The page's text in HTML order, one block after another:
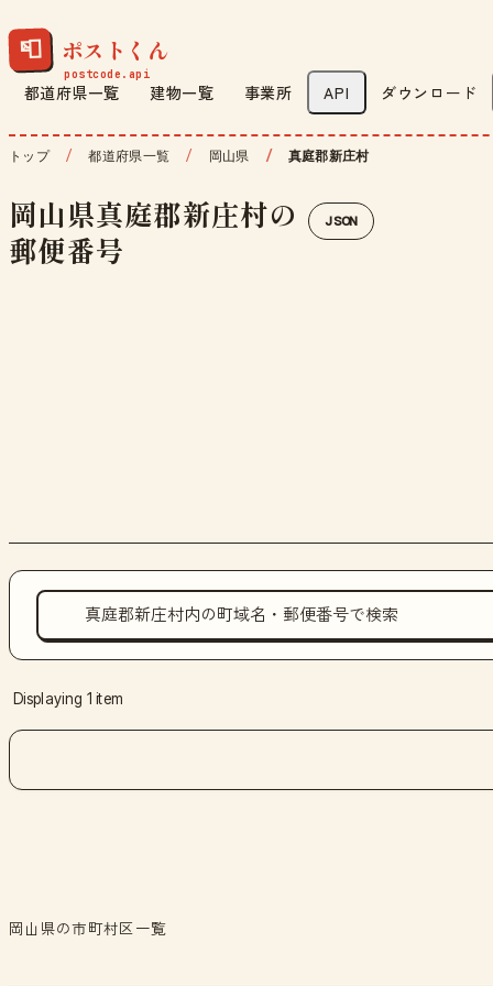
📮 ポストくん
都道府県一覧 建物一覧 事業所 API ダウンロード
トップ 都道府県一覧 岡山県 真庭郡新庄村
岡山県真庭郡新庄村の
郵便番号
JSON
Displaying 1 item
岡山県の市町村区一覧